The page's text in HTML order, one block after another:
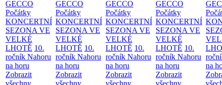
GECCO
Počátky
KONCERTNÍ
SEZONA VE
VELKÉ
LHOTĚ 10.
ročník Nahoru
na horu
Zobrazit
všechny
GECCO
Počátky
KONCERTNÍ
SEZONA VE
VELKÉ
LHOTĚ 10.
ročník Nahoru
na horu
Zobrazit
všechny
GECCO
Počátky
KONCERTNÍ
SEZONA VE
VELKÉ
LHOTĚ 10.
ročník Nahoru
na horu
Zobrazit
všechny
GECCO
Počátky
KONCERTNÍ
SEZONA VE
VELKÉ
LHOTĚ 10.
ročník Nahoru
na horu
Zobrazit
všechny
na